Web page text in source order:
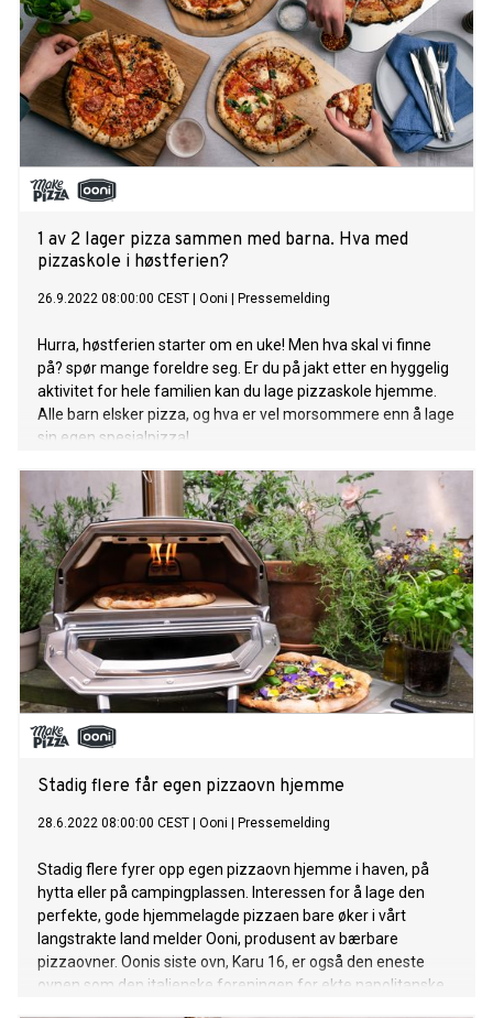
1 av 2 lager pizza sammen med barna. Hva med
pizzaskole i høstferien?
26.9.2022 08:00:00 CEST Ooni Pressemelding
Hurra, høstferien starter om en uke! Men hva skal vi finne
på? spør mange foreldre seg. Er du på jakt etter en hyggelig
aktivitet for hele familien kan du lage pizzaskole hjemme.
Alle barn elsker pizza, og hva er vel morsommere enn å lage
sin egen spesialpizza!
Stadig flere får egen pizzaovn hjemme
28.6.2022 08:00:00 CEST Ooni Pressemelding
Stadig flere fyrer opp egen pizzaovn hjemme i haven, på
hytta eller på campingplassen. Interessen for å lage den
perfekte, gode hjemmelagde pizzaen bare øker i vårt
langstrakte land melder Ooni, produsent av bærbare
pizzaovner. Oonis siste ovn, Karu 16, er også den eneste
ovnen som den italienske foreningen for ekte napolitanske